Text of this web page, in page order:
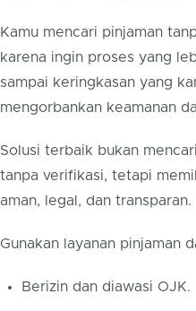
Kamu mencari pinjaman
karena ingin proses yang
sampai keringkasan yang
mengorbankan keamanan
Solusi terbaik bukan
tanpa verifikasi, tetapi
aman, legal, dan transparan.
Gunakan layanan pinjaman
Berizin dan diawasi OJK.